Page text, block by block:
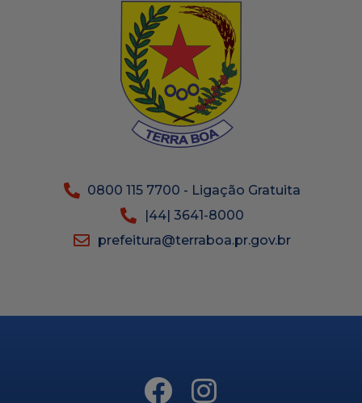
0800 115 7700 - Ligação Gratuita
|44| 3641-8000
prefeitura@terraboa.pr.gov.br